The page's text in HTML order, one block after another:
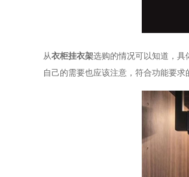
从衣柜挂衣架选购的情况可以知道，具
自己的需要也应该注意，符合功能要求